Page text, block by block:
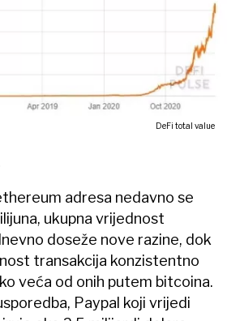
DeFi total value
adresa nedavno se
ukupna vrijednost
doseže nove razine, dok
transakcija konzistentno
veća od onih putem bitcoina.
Paypal koji vrijedi